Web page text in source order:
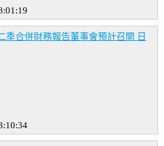
季合併財務報告董事會預計召開 日